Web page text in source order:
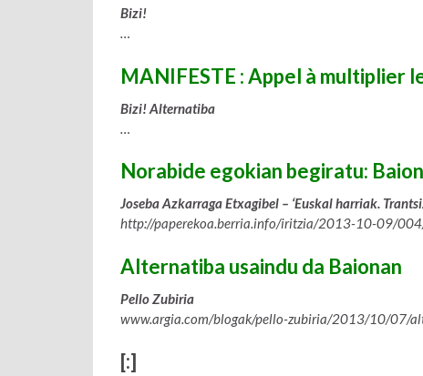
Bizi!
…
MANIFESTE : Appel à multiplier
Bizi! Alternatiba
Norabide egokian begiratu:
Joseba Azkarraga Etxagibel – ‘Euskal harriak.
http://paperekoa.berria.info/iritzia/2013-10-09/
Alternatiba usaindu da Baionan
Pello Zubiria
www.argia.com/blogak/pello-zubiria/2013/10/07/
[:]